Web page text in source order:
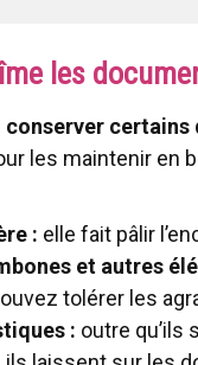
les
conserver
les maintenir en
: elle fait pâlir
et autres
tolérer les
: outre qu’ils